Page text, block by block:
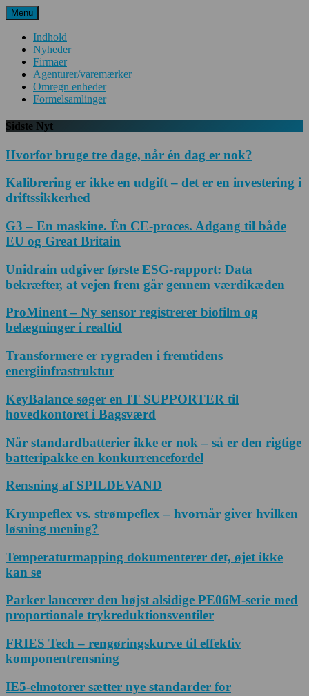
Spring
til
indhold
Menu
Indhold
Nyheder
Firmaer
Agenturer/varemærker
Omregn enheder
Formelsamlinger
Sidste Nyt
Hvorfor bruge tre dage, når én dag er nok?
Kalibrering er ikke en udgift – det er en investering i
driftssikkerhed
G3 – En maskine. Én CE-proces. Adgang til både
EU og Great Britain
Unidrain udgiver første ESG-rapport: Data
bekræfter, at vejen frem går gennem værdikæden
ProMinent – Ny sensor registrerer biofilm og
belægninger i realtid
Transformere er rygraden i fremtidens
energiinfrastruktur
KeyBalance søger en IT SUPPORTER til
hovedkontoret i Bagsværd
Når standardbatterier ikke er nok – så er den rigtige
batteripakke en konkurrencefordel
Rensning af SPILDEVAND
Krympeflex vs. strømpeflex – hvornår giver hvilken
løsning mening?
Temperaturmapping dokumenterer det, øjet ikke
kan se
Parker lancerer den højst alsidige PE06M-serie med
proportionale trykreduktionsventiler
FRIES Tech – rengøringskurve til effektiv
komponentrensning
IE5-elmotorer sætter nye standarder for